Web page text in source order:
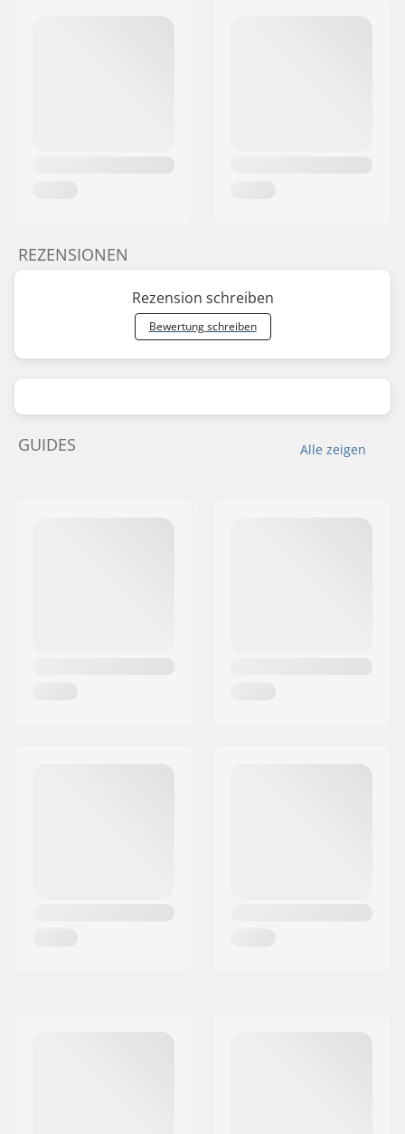
REZENSIONEN
Rezension schreiben
Bewertung schreiben
Alle zeigen
GUIDES